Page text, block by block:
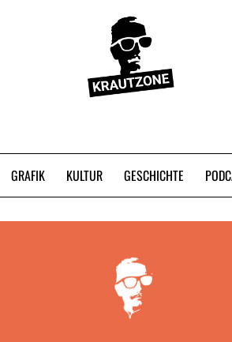
GRAFIK KULTUR GESCHICHTE